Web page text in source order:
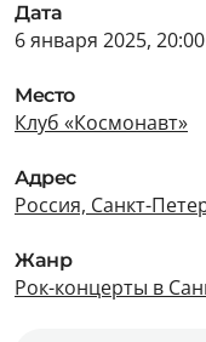
Дата
6 января 2025, 20:00
Место
Клуб «Космонавт»
Адрес
Россия, Санкт-
Жанр
Рок-концерты в